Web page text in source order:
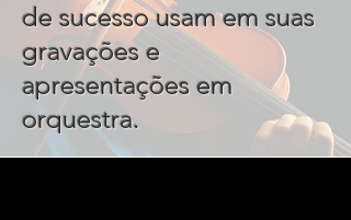
de sucesso usam em suas
gravações e
apresentações em
orquestra.